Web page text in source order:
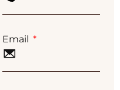
Email